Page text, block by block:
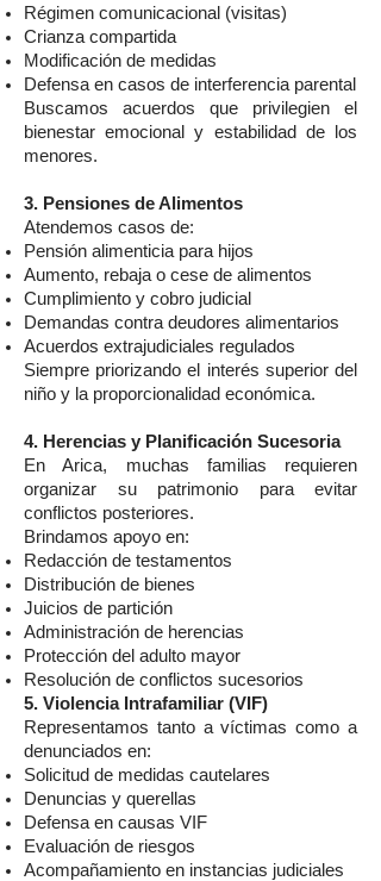
Régimen comunicacional (visitas)
Crianza compartida
Modificación de medidas
Defensa en casos de interferencia parental
Buscamos acuerdos que privilegien el
bienestar emocional y estabilidad de los
menores.
3. Pensiones de Alimentos
Atendemos casos de:
Pensión alimenticia para hijos
Aumento, rebaja o cese de alimentos
Cumplimiento y cobro judicial
Demandas contra deudores alimentarios
Acuerdos extrajudiciales regulados
Siempre priorizando el interés superior del
niño y la proporcionalidad económica.
4. Herencias y Planificación Sucesoria
En Arica, muchas familias requieren
organizar su patrimonio para evitar
conflictos posteriores.
Brindamos apoyo en:
Redacción de testamentos
Distribución de bienes
Juicios de partición
Administración de herencias
Protección del adulto mayor
Resolución de conflictos sucesorios
5. Violencia Intrafamiliar (VIF)
Representamos tanto a víctimas como a
denunciados en:
Solicitud de medidas cautelares
Denuncias y querellas
Defensa en causas VIF
Evaluación de riesgos
Acompañamiento en instancias judiciales